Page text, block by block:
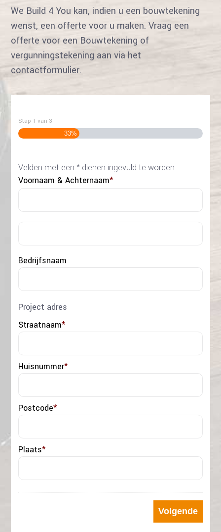
We Build 4 You kan, indien u een bouwtekening
wenst, een offerte voor u maken. Vraag een
offerte voor een Bouwtekening of
vergunningstekening aan via het
contactformulier.
Stap 1 van 3
33%
Velden met een * dienen ingevuld te worden.
Voornaam & Achternaam*
Bedrijfsnaam
Project adres
Straatnaam*
Huisnummer*
Postcode*
Plaats*